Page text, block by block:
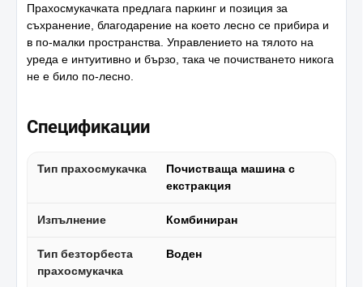
Прахосмукачката предлага паркинг и позиция за
съхранение, благодарение на което лесно се прибира и
в по-малки пространства. Управлението на тялото на
уреда е интуитивно и бързо, така че почистването никога
не е било по-лесно.
Спецификации
Тип прахосмукачка
Почистваща машина с
екстракция
Изпълнение Комбиниран
Тип безторбеста
прахосмукачка
Воден